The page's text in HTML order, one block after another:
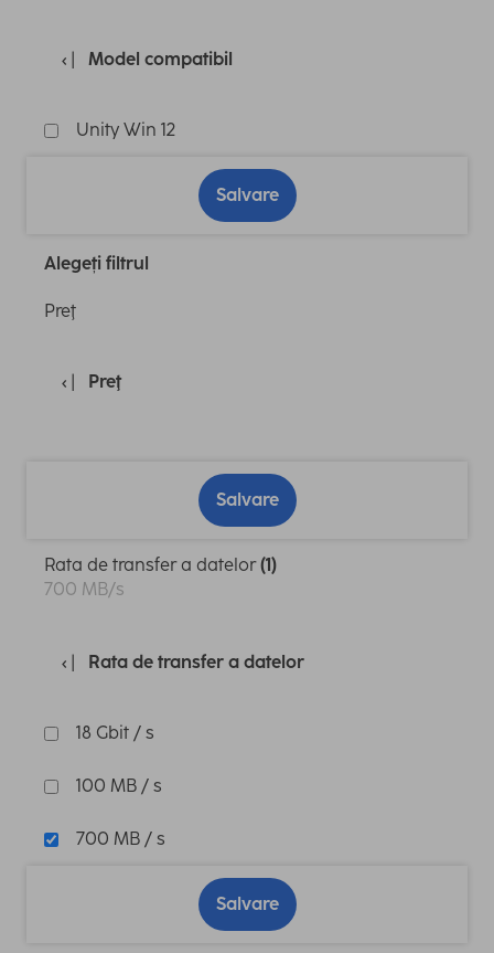
Model compatibil
Unity Win 12
Salvare
Alegeți filtrul
Preţ
Preţ
Salvare
Rata de transfer a datelor(1)
700 MB/s
Rata de transfer a datelor
18 Gbit / s
100 MB / s
700 MB / s
Salvare